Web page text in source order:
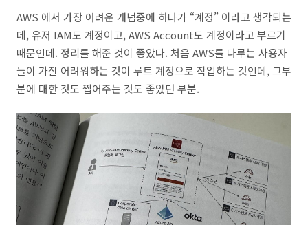
AWS 에서 가장 어려운 개념중에 하나가 “계정” 이라고 생각되는
데, 유저 IAM도 계정이고, AWS Account도 계정이라고 부르기
때문인데. 정리를 해준 것이 좋았다. 처음 AWS를 다루는 사용자
들이 가잘 어려워하는 것이 루트 계정으로 작업하는 것인데, 그부
분에 대한 것도 찝어주는 것도 좋았던 부분.